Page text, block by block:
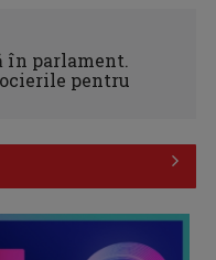
în parlament.
pentru